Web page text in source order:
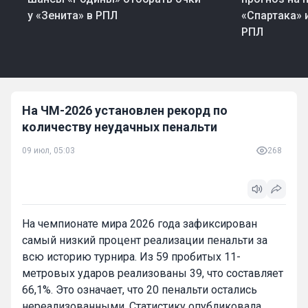
у «Зенита» в РПЛ
«Спартака»
РПЛ
На ЧМ-2026 установлен рекорд по
количеству неудачных пенальти
09 июл, 05:03 268
На чемпионате мира 2026 года зафиксирован
самый низкий процент реализации пенальти за
всю историю турнира. Из 59 пробитых 11-
метровых ударов реализованы 39, что составляет
66,1%. Это означает, что 20 пенальти остались